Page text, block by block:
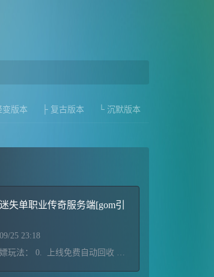
变版本 ├ 复古版本 └ 沉默版本
失单职业传奇服务端[gom引
25 23:18
一.白嫖玩法： 0. 上线免费自动回收 免费自动捡物 免费挂机 免费大背包 免费QQ礼包 免费背包神器（口令：祝迷失三国人气爆棚） 不论老板还是屌丝，强烈建议双开，开局！ 1. 散人地图 - 黄巾起义 - 桃园结义 - 三顾茅庐 - 六出祁山 - 活动战场，积累元宝提升Vip等级，下Vip地图抢必爆实物兑换积分领取赞助。 2. 打满5000积分 - 领取完所有赞助- 开启免费狂暴 免费沙捐 等级能升就升 转生能转就转 金刚石能捐就捐。&nbs